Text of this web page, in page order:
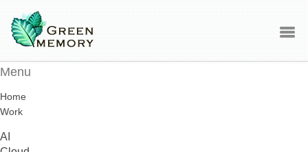
Menu
Home
Work
AI